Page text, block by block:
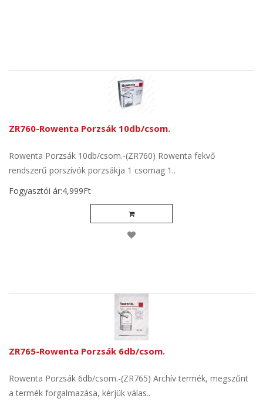
ZR760-Rowenta Porzsák 10db/csom.
Rowenta Porzsák 10db/csom.-(ZR760) Rowenta fekvő
rendszerű porszívók porzsákja 1 csomag 1..
Fogyasztói ár:4,999Ft
ZR765-Rowenta Porzsák 6db/csom.
Rowenta Porzsák 6db/csom.-(ZR765) Archív termék, megszűnt
a termék forgalmazása, kérjük válas..